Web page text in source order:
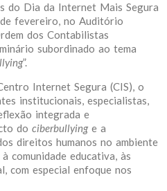
do Dia da Internet Mais Segura
fevereiro, no Auditório
dos Contabilistas
subordinado ao tema
”.
Internet Segura (CIS), o
institucionais, especialistas,
integrada e
do ciberbullying e a
direitos humanos no ambiente
comunidade educativa, às
com especial enfoque nos